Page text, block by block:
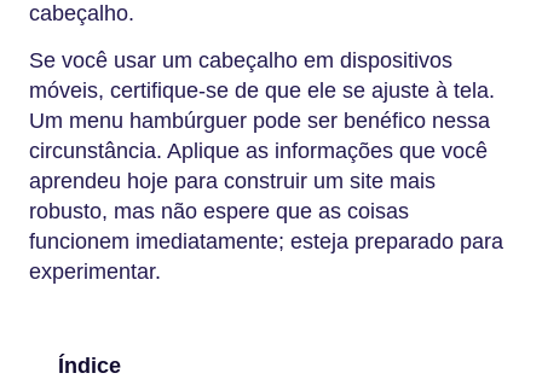
cabeçalho.
Se você usar um cabeçalho em dispositivos
móveis, certifique-se de que ele se ajuste à tela.
Um menu hambúrguer pode ser benéfico nessa
circunstância. Aplique as informações que você
aprendeu hoje para construir um site mais
robusto, mas não espere que as coisas
funcionem imediatamente; esteja preparado para
experimentar.
Índice